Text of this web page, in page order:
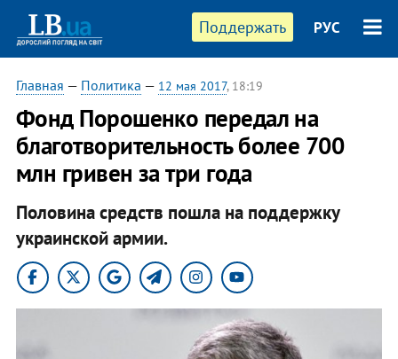
Поддержать РУС
Главная — Политика — 12 мая 2017, 18:19
Фонд Порошенко передал на
благотворительность более 700
млн гривен за три года
Половина средств пошла на поддержку
украинской армии.